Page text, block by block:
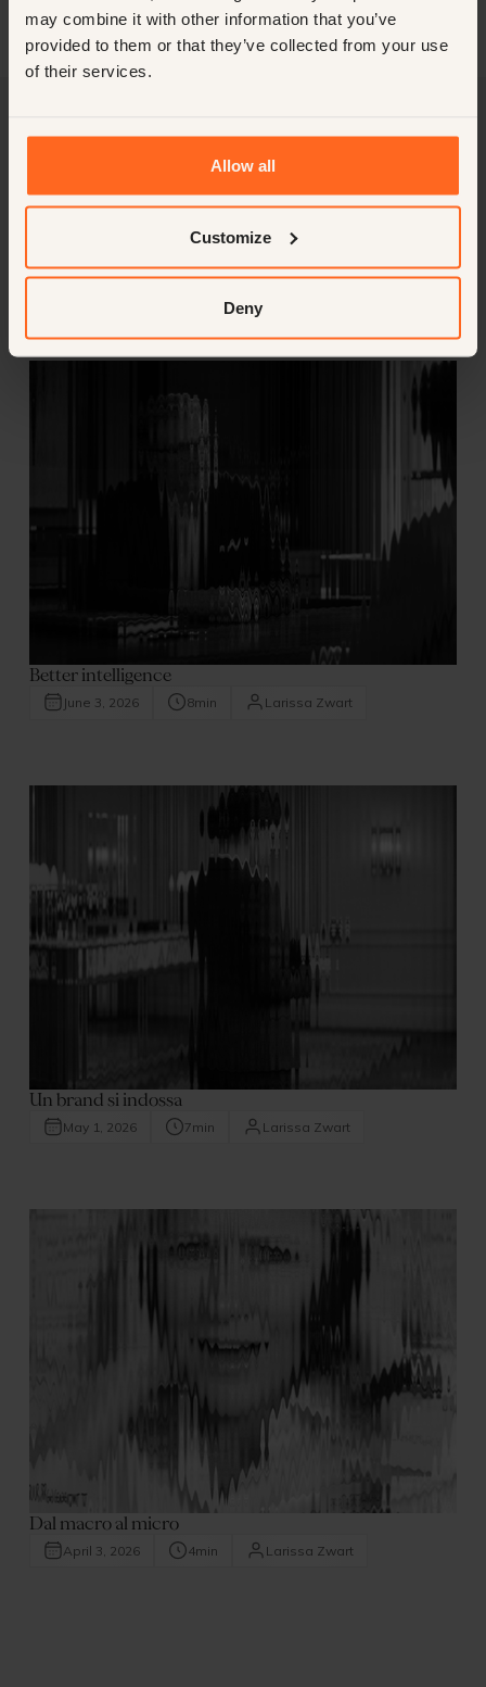
may combine it with other information that you’ve
provided to them or that they’ve collected from your use
of their services.
Allow all
Customize
Deny
Approfondimenti
Better intelligence
June 3, 2026 8min Larissa Zwart
Un brand si indossa
May 1, 2026 7min Larissa Zwart
Dal macro al micro
April 3, 2026 4min Larissa Zwart